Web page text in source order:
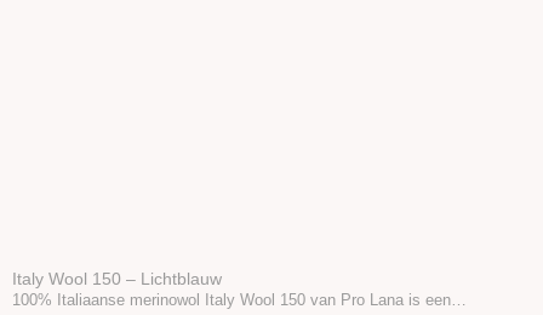
Italy Wool 150 – Lichtblauw
100% Italiaanse merinowol Italy Wool 150 van Pro Lana is een…